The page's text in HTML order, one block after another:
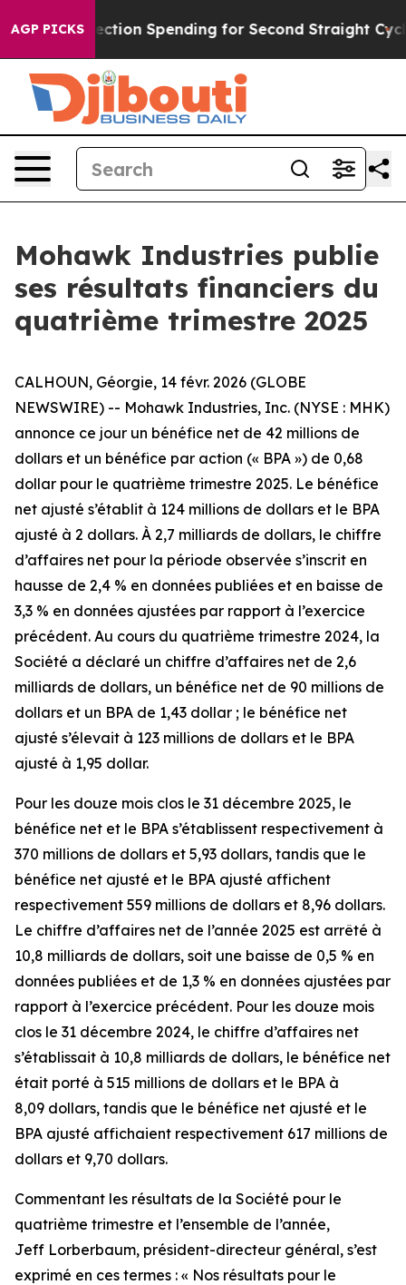
AGP PICKS
Spending for Second Straight Cycle Why is
Mohawk Industries publie
ses résultats financiers du
quatrième trimestre 2025
CALHOUN, Géorgie, 14 févr. 2026 (GLOBE
NEWSWIRE) -- Mohawk Industries, Inc. (NYSE : MHK)
annonce ce jour un bénéfice net de 42 millions de
dollars et un bénéfice par action (« BPA ») de 0,68
dollar pour le quatrième trimestre 2025. Le bénéfice
net ajusté s’établit à 124 millions de dollars et le BPA
ajusté à 2 dollars. À 2,7 milliards de dollars, le chiffre
d’affaires net pour la période observée s’inscrit en
hausse de 2,4 % en données publiées et en baisse de
3,3 % en données ajustées par rapport à l’exercice
précédent. Au cours du quatrième trimestre 2024, la
Société a déclaré un chiffre d’affaires net de 2,6
milliards de dollars, un bénéfice net de 90 millions de
dollars et un BPA de 1,43 dollar ; le bénéfice net
ajusté s’élevait à 123 millions de dollars et le BPA
ajusté à 1,95 dollar.
Pour les douze mois clos le 31 décembre 2025, le
bénéfice net et le BPA s’établissent respectivement à
370 millions de dollars et 5,93 dollars, tandis que le
bénéfice net ajusté et le BPA ajusté affichent
respectivement 559 millions de dollars et 8,96 dollars.
Le chiffre d’affaires net de l’année 2025 est arrêté à
10,8 milliards de dollars, soit une baisse de 0,5 % en
données publiées et de 1,3 % en données ajustées par
rapport à l’exercice précédent. Pour les douze mois
clos le 31 décembre 2024, le chiffre d’affaires net
s’établissait à 10,8 milliards de dollars, le bénéfice net
était porté à 515 millions de dollars et le BPA à
8,09 dollars, tandis que le bénéfice net ajusté et le
BPA ajusté affichaient respectivement 617 millions de
dollars et 9,70 dollars.
Commentant les résultats de la Société pour le
quatrième trimestre et l’ensemble de l’année,
Jeff Lorberbaum, président-directeur général, s’est
exprimé en ces termes : « Nos résultats pour le